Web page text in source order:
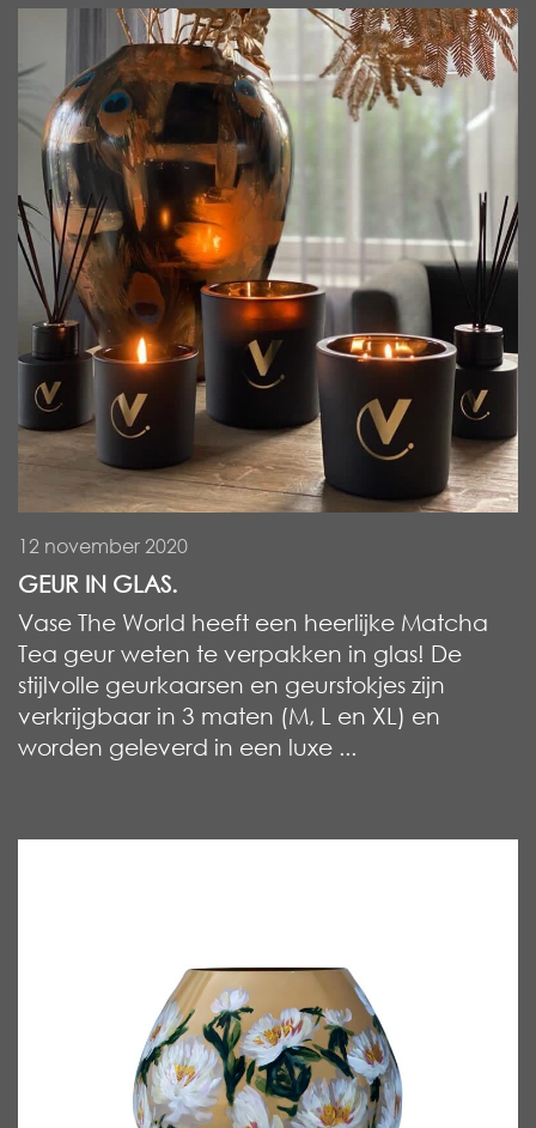
12 november 2020
GEUR IN GLAS.
Vase The World heeft een heerlijke Matcha
Tea geur weten te verpakken in glas! De
stijlvolle geurkaarsen en geurstokjes zijn
verkrijgbaar in 3 maten (M, L en XL) en
worden geleverd in een luxe ...